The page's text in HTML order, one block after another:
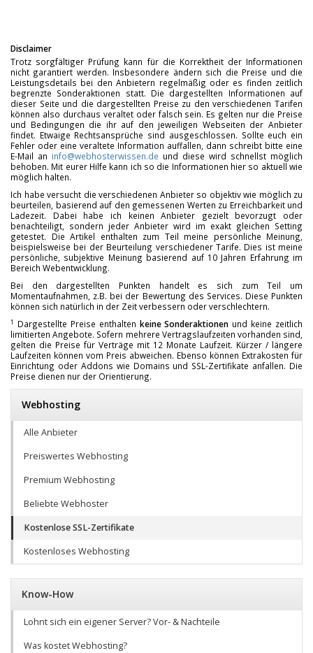
Disclaimer
Trotz sorgfältiger Prüfung kann für die Korrektheit der Informationen
nicht garantiert werden. Insbesondere ändern sich die Preise und die
Leistungsdetails bei den Anbietern regelmäßig oder es finden zeitlich
begrenzte Sonderaktionen statt. Die dargestellten Informationen auf
dieser Seite und die dargestellten Preise zu den verschiedenen Tarifen
können also durchaus veraltet oder falsch sein. Es gelten nur die Preise
und Bedingungen die ihr auf den jeweiligen Webseiten der Anbieter
findet. Etwaige Rechtsansprüche sind ausgeschlossen. Sollte euch ein
Fehler oder eine veraltete Information auffallen, dann schreibt bitte eine
E-Mail an info@webhosterwissen.de und diese wird schnellst möglich
behoben. Mit eurer Hilfe kann ich so die Informationen hier so aktuell wie
möglich halten.
Ich habe versucht die verschiedenen Anbieter so objektiv wie möglich zu
beurteilen, basierend auf den gemessenen Werten zu Erreichbarkeit und
Ladezeit. Dabei habe ich keinen Anbieter gezielt bevorzugt oder
benachteiligt, sondern jeder Anbieter wird im exakt gleichen Setting
getestet. Die Artikel enthalten zum Teil meine persönliche Meinung,
beispielsweise bei der Beurteilung verschiedener Tarife. Dies ist meine
persönliche, subjektive Meinung basierend auf 10 Jahren Erfahrung im
Bereich Webentwicklung.
Bei den dargestellten Punkten handelt es sich zum Teil um
Momentaufnahmen, z.B. bei der Bewertung des Services. Diese Punkten
können sich natürlich in der Zeit verbessern oder verschlechtern.
1 Dargestellte Preise enthalten keine Sonderaktionen und keine zeitlich
limitierten Angebote. Sofern mehrere Vertragslaufzeiten vorhanden sind,
gelten die Preise für Verträge mit 12 Monate Laufzeit. Kürzer / längere
Laufzeiten können vom Preis abweichen. Ebenso können Extrakosten für
Einrichtung oder Addons wie Domains und SSL-Zertifikate anfallen. Die
Preise dienen nur der Orientierung.
Webhosting
Alle Anbieter
Preiswertes Webhosting
Premium Webhosting
Beliebte Webhoster
Kostenlose SSL-Zertifikate
Kostenloses Webhosting
Know-How
Lohnt sich ein eigener Server? Vor- & Nachteile
Was kostet Webhosting?